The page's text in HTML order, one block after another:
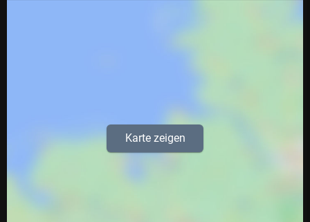
Karte zeigen